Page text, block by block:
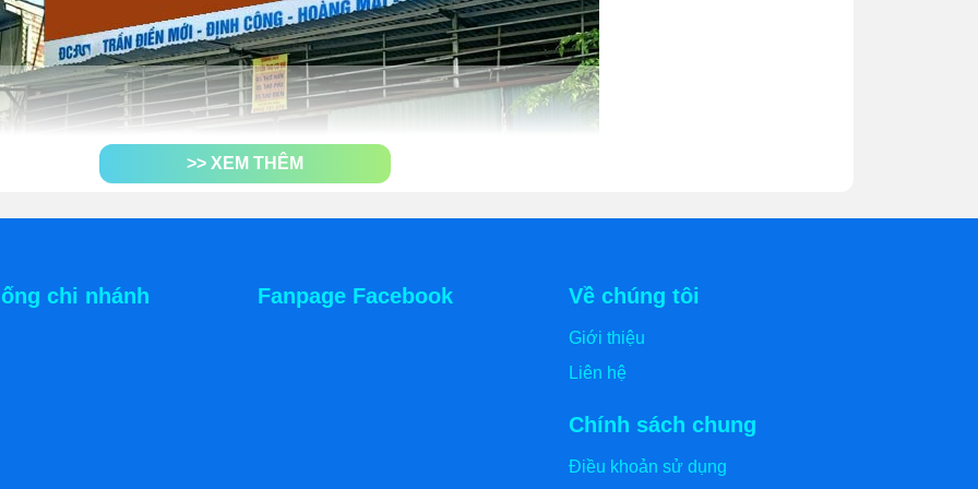
, hiện được ưa chuộng tại Việt Nam nhờ
>> XEM THÊM
chi nhánh Fanpage Facebook Về chúng tôi
Giới thiệu
Liên hệ
Chính sách chung
Điều khoản sử dụng